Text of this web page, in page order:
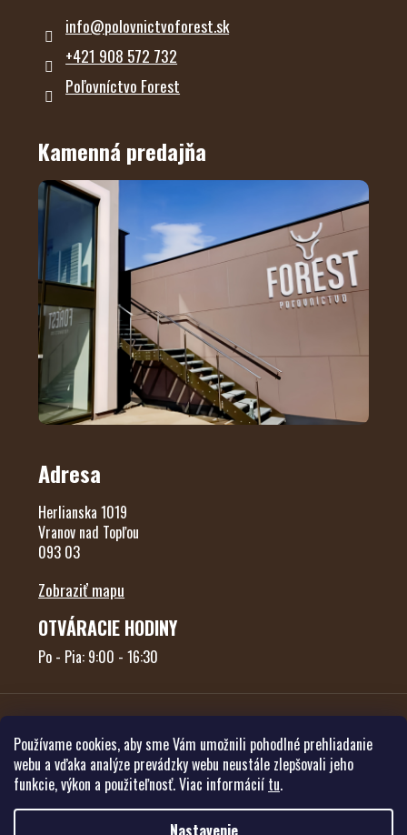
Používame cookies, aby sme Vám umožnili pohodlné prehliadanie
webu a vďaka analýze prevádzky webu neustále zlepšovali jeho
funkcie, výkon a použiteľnosť. Viac informácií tu.
Nastavenie
info@polovnictvoforest.sk
+421 908 572 732
Poľovníctvo Forest
Kamenná predajňa
Adresa
Herlianska 1019
Vranov nad Topľou
093 03
Zobraziť mapu
OTVÁRACIE HODINY
Po - Pia: 9:00 - 16:30